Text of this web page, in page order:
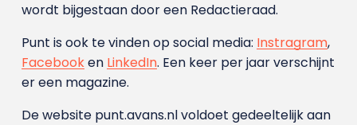
wordt bijgestaan door een Redactieraad.
Punt is ook te vinden op social media: Instragram,
Facebooken LinkedIn. Een keer per jaar verschijnt
er een magazine.
De website punt.avans.nl voldoet gedeeltelijk aan